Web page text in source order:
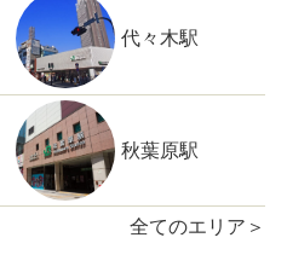
代々木駅
秋葉原駅
全てのエリア＞